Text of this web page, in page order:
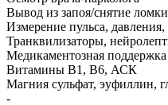
Вывод из запоя/снятие ломки
Измерение пульса,
Транквилизаторы,
Медикаментозная
Витамины B1, B6, АСК
Магния сульфат, эуфиллин,
-